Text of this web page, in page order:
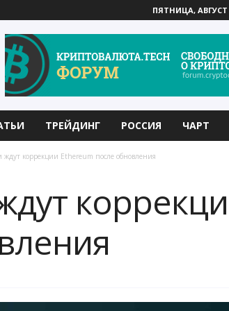
ПЯТНИЦА, АВГУСТ
ТРЕЙДИНГ РОССИЯ ЧАРТ
ждут коррекции Ethereum после обновления